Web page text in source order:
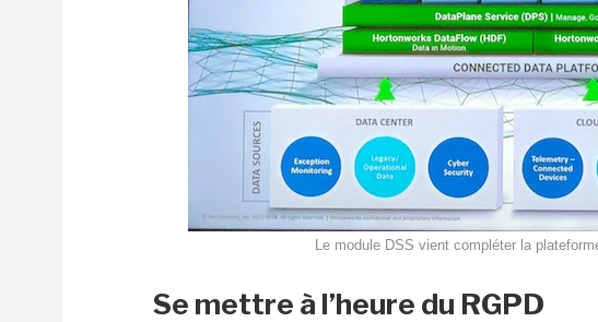
Le module DSS vient compléter la
Se mettre à l’heure du RGPD